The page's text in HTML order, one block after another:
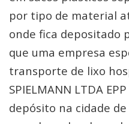
por tipo de material
onde fica depositado
que uma empresa
transporte de lixo
SPIELMANN LTDA
depósito na cidade